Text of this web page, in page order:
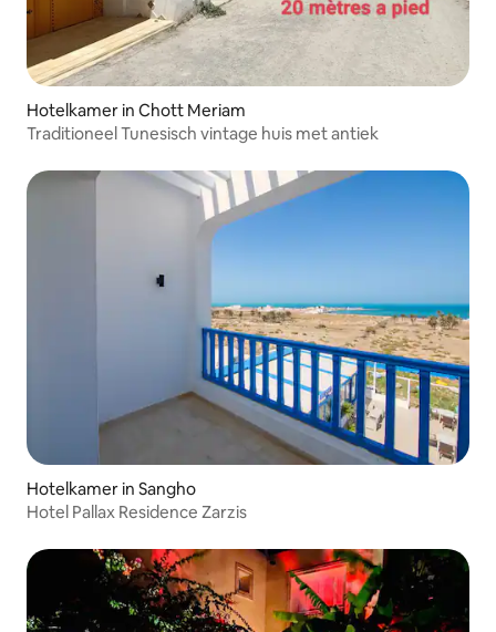
Hotelkamer in Chott Meriam
Traditioneel Tunesisch vintage huis met antiek
Hotelkamer in Sangho
Hotel Pallax Residence Zarzis